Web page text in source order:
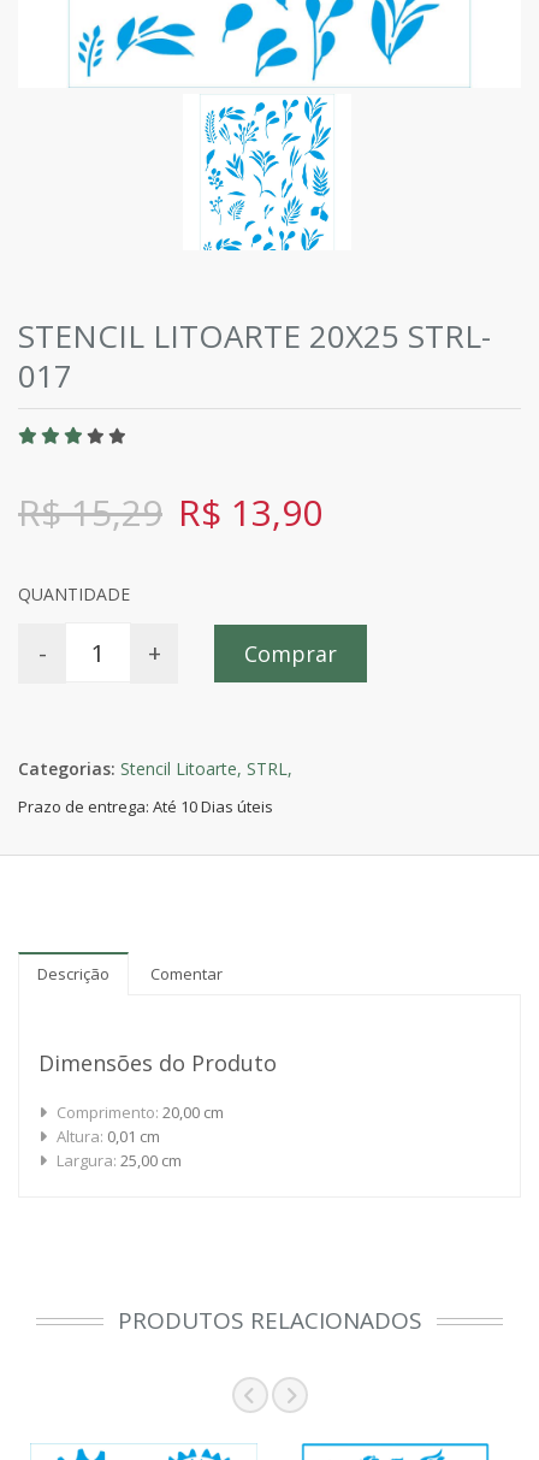
STENCIL LITOARTE 20X25 STRL-
017
R$ 15,29 R$ 13,90
QUANTIDADE
- + Comprar
Categorias: Stencil Litoarte, STRL,
Prazo de entrega: Até 10 Dias úteis
Descrição Comentar
Dimensões do Produto
Comprimento: 20,00 cm
Altura: 0,01 cm
Largura: 25,00 cm
PRODUTOS RELACIONADOS